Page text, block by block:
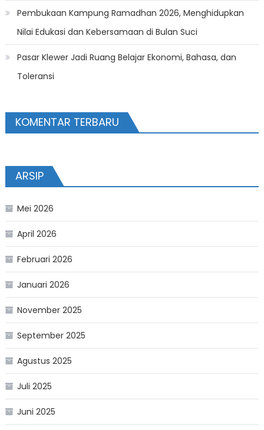
Pembukaan Kampung Ramadhan 2026, Menghidupkan
Nilai Edukasi dan Kebersamaan di Bulan Suci
Pasar Klewer Jadi Ruang Belajar Ekonomi, Bahasa, dan
Toleransi
KOMENTAR TERBARU
ARSIP
Mei 2026
April 2026
Februari 2026
Januari 2026
November 2025
September 2025
Agustus 2025
Juli 2025
Juni 2025